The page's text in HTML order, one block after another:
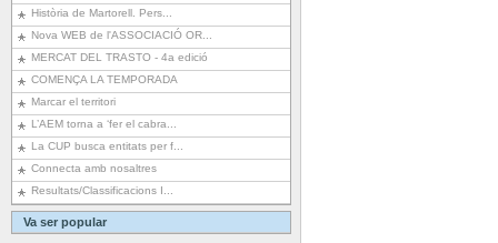
Història de Martorell. Pers...
Nova WEB de l'ASSOCIACIÓ OR...
MERCAT DEL TRASTO - 4a edició
COMENÇA LA TEMPORADA
Marcar el territori
L’AEM torna a ‘fer el cabra...
La CUP busca entitats per f...
Connecta amb nosaltres
Resultats/Classificacions I...
Va ser popular